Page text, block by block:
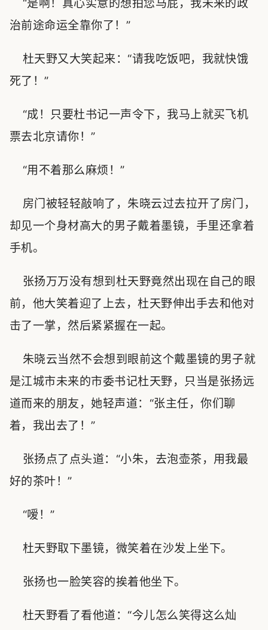
“是啊！真心实意的想拍您马屁，我未来的政
治前途命运全靠你了！”
杜天野又大笑起来：“请我吃饭吧，我就快饿
死了！”
“成！只要杜书记一声令下，我马上就买飞机
票去北京请你！”
“用不着那么麻烦！”
房门被轻轻敲响了，朱晓云过去拉开了房门，
却见一个身材高大的男子戴着墨镜，手里还拿着
手机。
张扬万万没有想到杜天野竟然出现在自己的眼
前，他大笑着迎了上去，杜天野伸出手去和他对
击了一掌，然后紧紧握在一起。
朱晓云当然不会想到眼前这个戴墨镜的男子就
是江城市未来的市委书记杜天野，只当是张扬远
道而来的朋友，她轻声道：“张主任，你们聊
着，我出去了！”
张扬点了点头道：“小朱，去泡壶茶，用我最
好的茶叶！”
“嗳！”
杜天野取下墨镜，微笑着在沙发上坐下。
张扬也一脸笑容的挨着他坐下。
杜天野看了看他道：“今儿怎么笑得这么灿